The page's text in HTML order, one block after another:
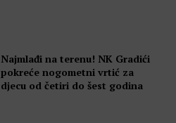
Najmlađi na terenu! NK Gradići
pokreće nogometni vrtić za
djecu od četiri do šest godina